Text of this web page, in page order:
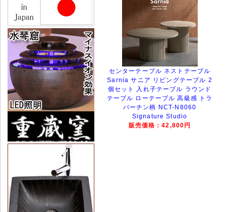
センターテーブル ネストテーブル
Sarnia サニア リビングテーブル 2
個セット 入れ子テーブル ラウンド
テーブル ローテーブル 高級感 トラ
バーチン柄 NCT-N8060
Signature Studio
販売価格：42,800円